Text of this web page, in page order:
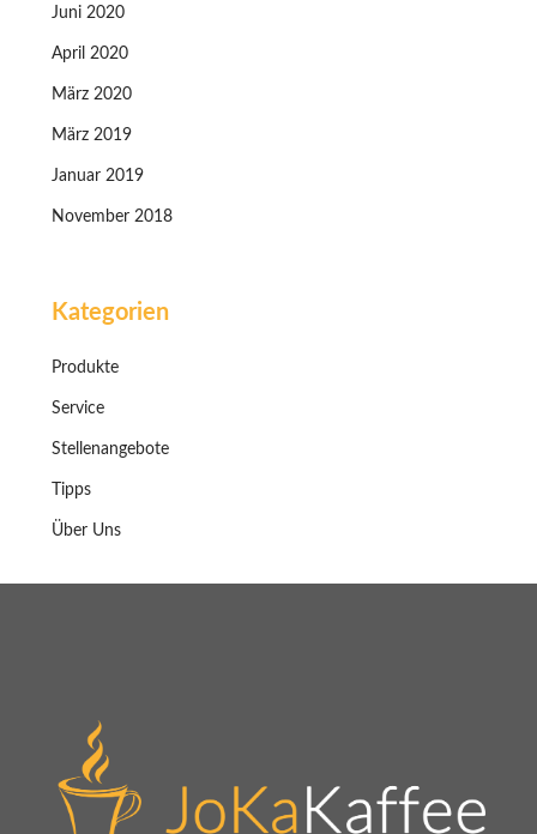
Juni 2020
April 2020
März 2020
März 2019
Januar 2019
November 2018
Kategorien
Produkte
Service
Stellenangebote
Tipps
Über Uns